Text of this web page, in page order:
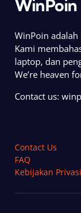
WinPoin
WinPoin
Kami
laptop, dan
We’re heaven
Contact us:
Contact Us
FAQ
Kebijakan Privasi